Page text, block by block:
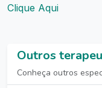
Clique Aqui
Outros
Conheça outros